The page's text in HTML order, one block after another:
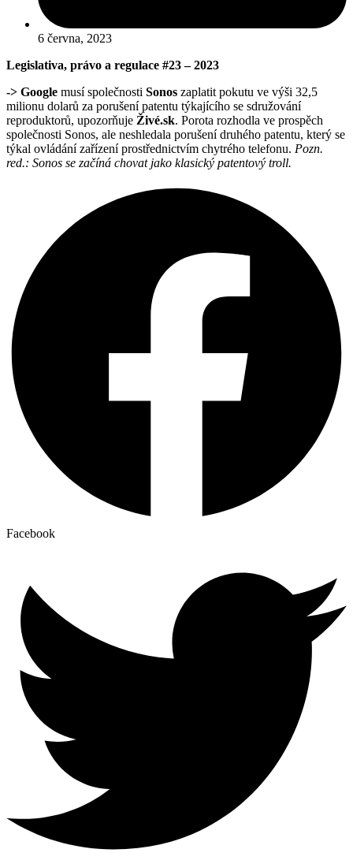
6 června, 2023
Legislativa, právo a regulace #23 – 2023
-> Google musí společnosti Sonos zaplatit pokutu ve výši 32,5
milionu dolarů za porušení patentu týkajícího se sdružování
reproduktorů, upozorňuje Živé.sk. Porota rozhodla ve prospěch
společnosti Sonos, ale neshledala porušení druhého patentu, který se
týkal ovládání zařízení prostřednictvím chytrého telefonu. Pozn.
red.: Sonos se začíná chovat jako klasický patentový troll.
Facebook